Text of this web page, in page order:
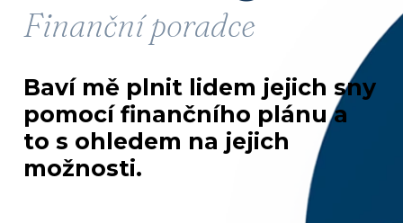
Finanční poradce
Baví mě plnit lidem jejich sny
pomocí finančního plánu a
to s ohledem na jejich
možnosti.